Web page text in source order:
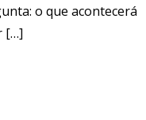
o que acontecerá
[…]